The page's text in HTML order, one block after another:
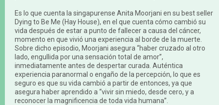
Es lo que cuenta la singapurense Anita Moorjani en su best seller
Dying to Be Me (Hay House), en el que cuenta cómo cambió su
vida después de estar a punto de fallecer a causa del cáncer,
momento en que vivió una experiencia al borde de la muerte.
Sobre dicho episodio, Moorjani asegura “haber cruzado al otro
lado, engullida por una sensación total de amor”,
inmediatamente antes de despertar curada. Auténtica
experiencia paranormal o engaño de la percepción, lo que es
seguro es que su vida cambió a partir de entonces, ya que
asegura haber aprendido a “vivir sin miedo, desde cero, y a
reconocer la magnificencia de toda vida humana”.